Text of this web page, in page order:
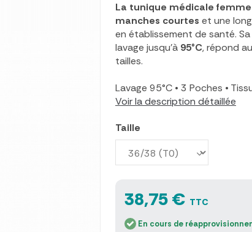
La tunique médicale femme
manches courtes et une
en établissement de santé.
lavage jusqu'à 95°C, répond
tailles.
Lavage 95°C • 3 Poches •
Voir la description détaillée
Taille
38,75 € TTC
En cours de